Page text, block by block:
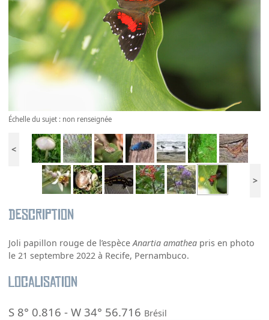
Échelle du sujet : non renseignée
<
>
Description
Joli papillon rouge de l’espèceAnartia amathea pris en photo
le 21 septembre 2022 à Recife, Pernambuco.
Localisation
S 8° 0.816 -W 34° 56.716 Brésil